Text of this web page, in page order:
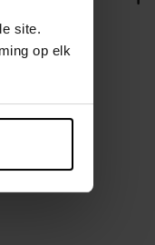
site.
op elk